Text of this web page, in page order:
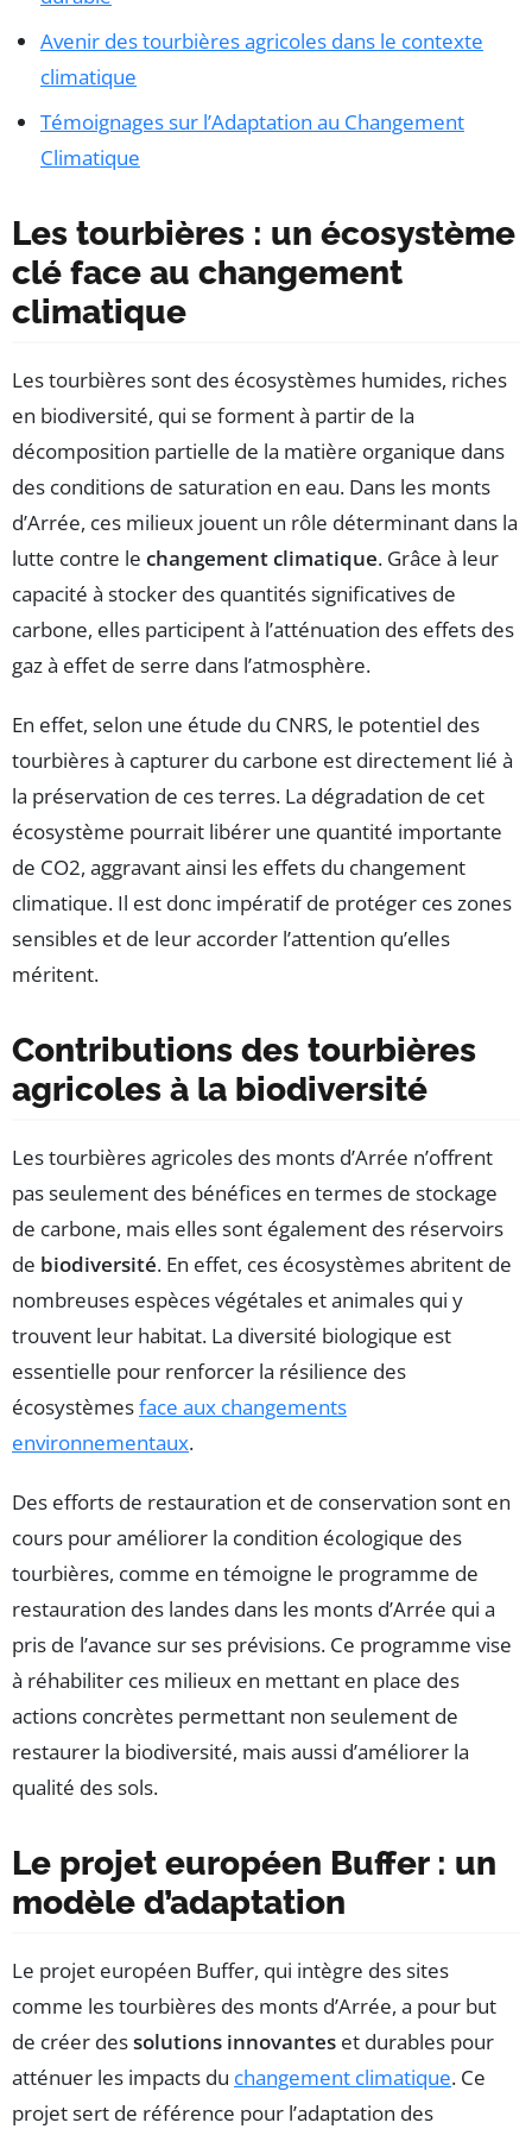
Avenir des tourbières agricoles dans le contexte
climatique
Témoignages sur l’Adaptation au Changement
Climatique
Les tourbières : un écosystème
clé face au changement
climatique
Les tourbières sont des écosystèmes humides, riches
en biodiversité, qui se forment à partir de la
décomposition partielle de la matière organique dans
des conditions de saturation en eau. Dans les monts
d’Arrée, ces milieux jouent un rôle déterminant dans la
lutte contre le changement climatique. Grâce à leur
capacité à stocker des quantités significatives de
carbone, elles participent à l’atténuation des effets des
gaz à effet de serre dans l’atmosphère.
En effet, selon une étude du CNRS, le potentiel des
tourbières à capturer du carbone est directement lié à
la préservation de ces terres. La dégradation de cet
écosystème pourrait libérer une quantité importante
de CO2, aggravant ainsi les effets du changement
climatique. Il est donc impératif de protéger ces zones
sensibles et de leur accorder l’attention qu’elles
méritent.
Contributions des tourbières
agricoles à la biodiversité
Les tourbières agricoles des monts d’Arrée n’offrent
pas seulement des bénéfices en termes de stockage
de carbone, mais elles sont également des réservoirs
de biodiversité. En effet, ces écosystèmes abritent de
nombreuses espèces végétales et animales qui y
trouvent leur habitat. La diversité biologique est
essentielle pour renforcer la résilience des
écosystèmesface aux changements
environnementaux.
Des efforts de restauration et de conservation sont en
cours pour améliorer la condition écologique des
tourbières, comme en témoigne le programme de
restauration des landes dans les monts d’Arrée qui a
pris de l’avance sur ses prévisions. Ce programme vise
à réhabiliter ces milieux en mettant en place des
actions concrètes permettant non seulement de
restaurer la biodiversité, mais aussi d’améliorer la
qualité des sols.
Le projet européen Buffer : un
modèle d’adaptation
Le projet européen Buffer, qui intègre des sites
comme les tourbières des monts d’Arrée, a pour but
de créer dessolutions innovantes et durables pour
atténuer les impacts du changement climatique. Ce
projet sert de référence pour l’adaptation des